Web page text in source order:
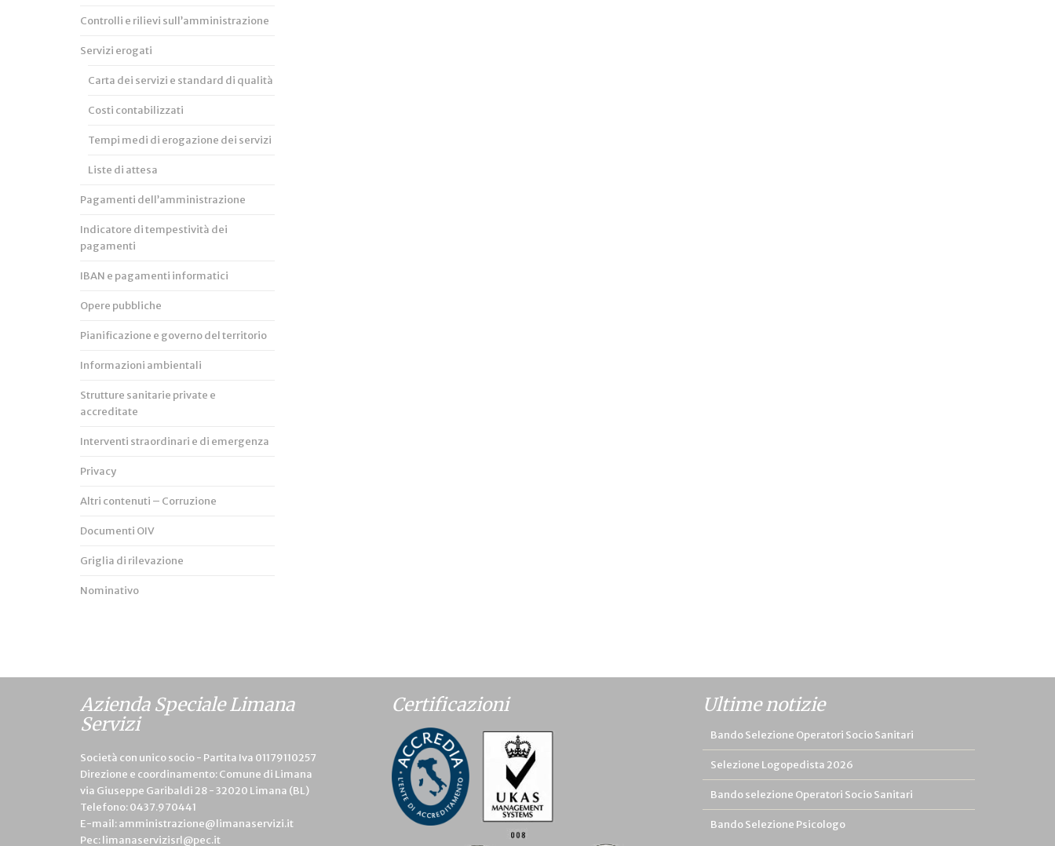
Controlli e rilievi sull’amministrazione
Servizi erogati
Carta dei servizi e standard di qualità
Costi contabilizzati
Tempi medi di erogazione dei servizi
Liste di attesa
Pagamenti dell’amministrazione
Indicatore di tempestività dei
pagamenti
IBAN e pagamenti informatici
Opere pubbliche
Pianificazione e governo del territorio
Informazioni ambientali
Strutture sanitarie private e
accreditate
Interventi straordinari e di emergenza
Privacy
Altri contenuti – Corruzione
Documenti OIV
Griglia di rilevazione
Nominativo
Azienda Speciale Limana
Servizi
Società con unico socio - Partita Iva 01179110257
Direzione e coordinamento: Comune di Limana
via Giuseppe Garibaldi 28 - 32020 Limana (BL)
Telefono:0437.970441
E-mail:amministrazione@limanaservizi.it
Pec:limanaservizisrl@pec.it
Certificazioni Ultime notizie
Bando Selezione Operatori Socio Sanitari
Selezione Logopedista 2026
Bando selezione Operatori Socio Sanitari
Bando Selezione Psicologo